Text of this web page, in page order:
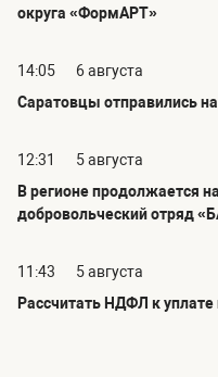
округа «ФормАРТ»
14:05
6 августа
Саратовцы отправились
12:31
5 августа
В регионе продолжается
добровольческий отряд
11:43
5 августа
Рассчитать НДФЛ к